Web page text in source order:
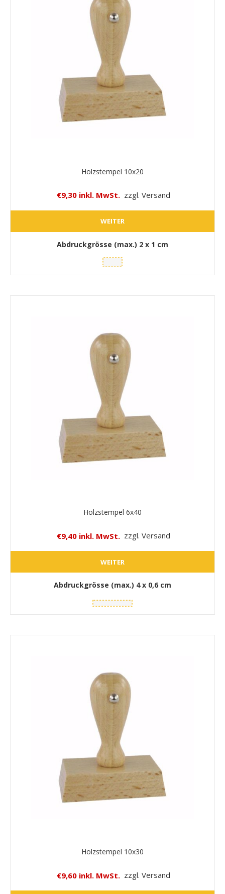
Holzstempel 10x20
€9,30 inkl. MwSt. zzgl. Versand
WEITER
Abdruckgrösse (max.) 2 x 1 cm
Holzstempel 6x40
€9,40 inkl. MwSt. zzgl. Versand
WEITER
Abdruckgrösse (max.) 4 x 0,6 cm
Holzstempel 10x30
€9,60 inkl. MwSt. zzgl. Versand